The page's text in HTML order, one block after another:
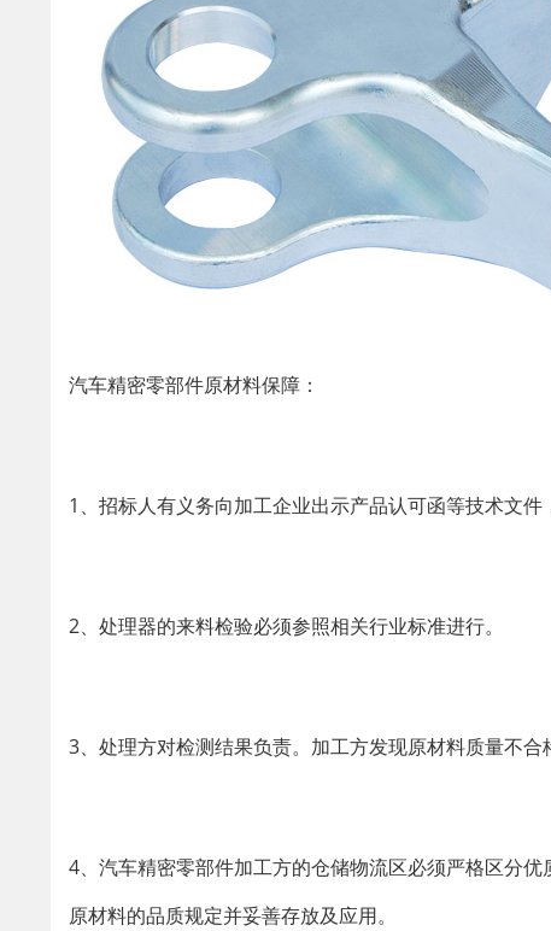
汽车精密零部件原材料保障：
1、招标人有义务向加工企业出示产品认可函等技术文件
2、处理器的来料检验必须参照相关行业标准进行。
3、处理方对检测结果负责。加工方发现原材料质量不
4、汽车精密零部件加工方的仓储物流区必须严格区分
原材料的品质规定并妥善存放及应用。